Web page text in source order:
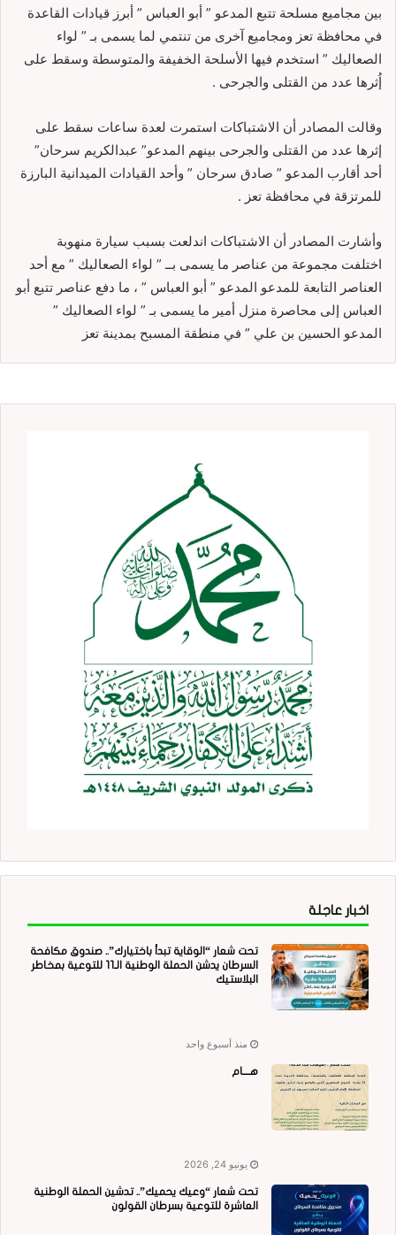
بين مجاميع مسلحة تتبع المدعو ” أبو العباس ” أبرز قيادات القاعدة
في محافظة تعز ومجاميع آخرى من تنتمي لما يسمى بـ ” لواء
الصعاليك ” استخدم فيها الأسلحة الخفيفة والمتوسطة وسقط على
إُثرها عدد من القتلى والجرحى .
وقالت المصادر أن الاشتباكات استمرت لعدة ساعات سقط على
إثرها عدد من القتلى والجرحى بينهم المدعو” عبدالكريم سرحان”
أحد أقارب المدعو ” صادق سرحان ” وأحد القيادات الميدانية البارزة
للمرتزقة في محافظة تعز .
وأشارت المصادر أن الاشتباكات اندلعت بسبب سيارة منهوبة
اختلفت مجموعة من عناصر ما يسمى بــ ” لواء الصعاليك ” مع أحد
العناصر التابعة للمدعو المدعو ” أبو العباس ” ، ما دفع عناصر تتبع أبو
العباس إلى محاصرة منزل أمير ما يسمى بـ ” لواء الصعاليك ”
المدعو الحسين بن علي ” في منطقة المسبح بمدينة تعز
اخبار عاجلة
تحت شعار “الوقاية تبدأ باختيارك”.. صندوق مكافحة
السرطان يدشن الحملة الوطنية الـ11 للتوعية بمخاطر
البلاستيك
منذ أسبوع واحد
هــــام
يونيو 24, 2026
تحت شعار “وعيك يحميك”.. تدشين الحملة الوطنية
العاشرة للتوعية بسرطان القولون